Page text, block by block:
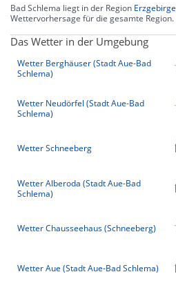
Bad Schlema liegt in der Region Erzgebirge
Wettervorhersage für die gesamte Region.
Das Wetter in der Umgebung
Wetter Berghäuser (Stadt Aue-Bad
Schlema)
Wetter Neudörfel (Stadt Aue-Bad
Schlema)
Wetter Schneeberg
Wetter Alberoda (Stadt Aue-Bad
Schlema)
Wetter Chausseehaus (Schneeberg)
Wetter Aue (Stadt Aue-Bad Schlema)